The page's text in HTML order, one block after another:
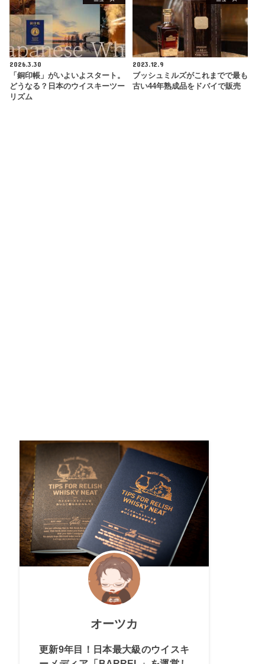
2026.3.30
「銅印帳」がいよいよスタート。
どうなる？日本のウイスキーツー
リズム
2023.12.9
ブッシュミルズがこれまでで最も
古い44年熟成品をドバイで販売
オーツカ
更新9年目！日本最大級のウイスキ